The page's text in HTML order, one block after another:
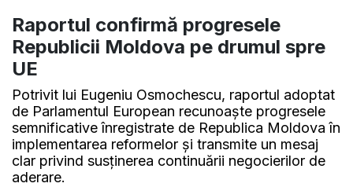
Raportul confirmă progresele
Republicii Moldova pe drumul spre
UE
Potrivit lui Eugeniu Osmochescu, raportul adoptat
de Parlamentul European recunoaște progresele
semnificative înregistrate de Republica Moldova în
implementarea reformelor și transmite un mesaj
clar privind susținerea continuării negocierilor de
aderare.